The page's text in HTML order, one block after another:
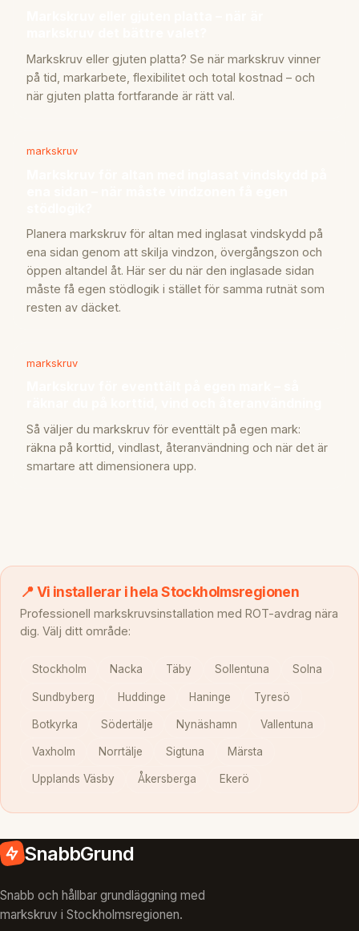
Markskruv eller gjuten platta? Se när markskruv vinner
på tid, markarbete, flexibilitet och total kostnad – och
när gjuten platta fortfarande är rätt val.
markskruv
Planera markskruv för altan med inglasat vindskydd på
ena sidan genom att skilja vindzon, övergångszon och
öppen altandel åt. Här ser du när den inglasade sidan
måste få egen stödlogik i stället för samma rutnät som
resten av däcket.
markskruv
Så väljer du markskruv för eventtält på egen mark:
räkna på korttid, vindlast, återanvändning och när det är
smartare att dimensionera upp.
📍 Vi installerar i hela Stockholmsregionen
Professionell markskruvsinstallation med ROT-avdrag nära
dig. Välj ditt område:
Stockholm Nacka Täby Sollentuna Solna
Sundbyberg Huddinge Haninge Tyresö
Botkyrka Södertälje Nynäshamn Vallentuna
Vaxholm Norrtälje Sigtuna Märsta
Upplands Väsby Åkersberga Ekerö
SnabbGrund
Snabb och hållbar grundläggning med
markskruv i Stockholmsregionen.